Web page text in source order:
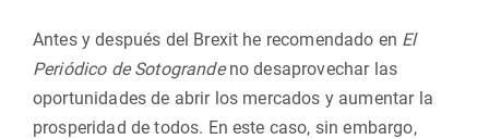
Antes y después del Brexit he recomendado en El
Periódico de Sotograndeno desaprovechar las
oportunidades de abrir los mercados y aumentar la
prosperidad de todos. En este caso, sin embargo,